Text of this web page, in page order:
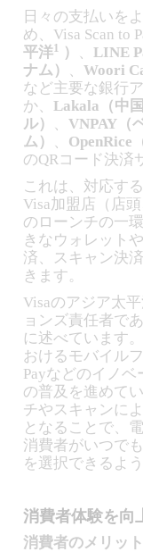
日々の支払いを
め、Visa Scan to
平洋1 ） 、 LINE
ナム） 、Woori
など主要な銀行
か、 Lakala（中
ル） 、VNPAY（
ム） 、 OpenRice
のQRコード決済
これは、対応す
Visa加盟店（店
のローンチの一
きなウォレット
済、スキャン決
きます。
Visaのアジア太
ョンズ責任者で
に述べています
おけるモバイル
Payなどのイノ
の普及を進めて
チやスキャンに
となることで、
消費者がいつで
を選択できるよ
消費者体験を向
消費者のメリット